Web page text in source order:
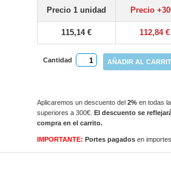
Precio 1 unidad Precio
115,14 € 112,84 €
Cantidad AÑADIR AL
Aplicaremos un descuento del2% en todas
superiores a 300€.El descuento se
compra en el carrito.
IMPORTANTE: Portes pagadosen